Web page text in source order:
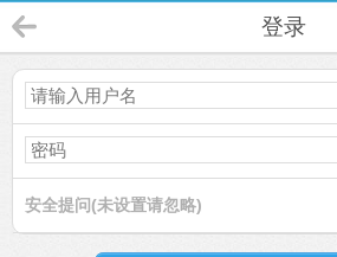
登录
安全提问(未设置请忽略)